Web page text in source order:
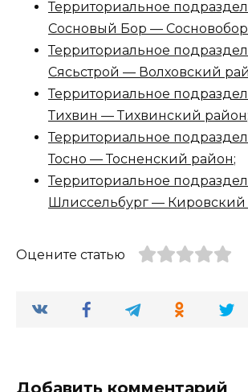
Территориальное
Сосновый Бор —
Территориальное
Сясьстрой — Волховский
Территориальное
Тихвин — Тихвинский район
Территориальное
Тосно — Тосненский район;
Территориальное
Шлиссельбург — Кировский
Оцените статью